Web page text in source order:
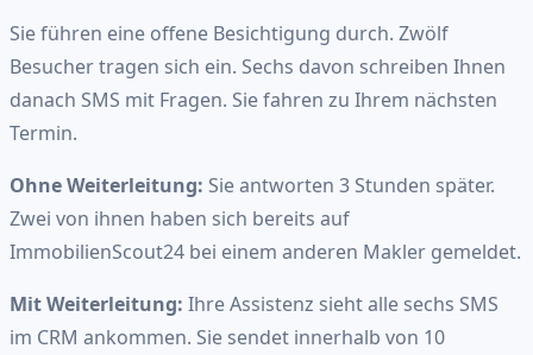
Sie führen eine offene Besichtigung durch. Zwölf
Besucher tragen sich ein. Sechs davon schreiben Ihnen
danach SMS mit Fragen. Sie fahren zu Ihrem nächsten
Termin.
Ohne Weiterleitung: Sie antworten 3 Stunden später.
Zwei von ihnen haben sich bereits auf
ImmobilienScout24 bei einem anderen Makler gemeldet.
Mit Weiterleitung: Ihre Assistenz sieht alle sechs SMS
im CRM ankommen. Sie sendet innerhalb von 10